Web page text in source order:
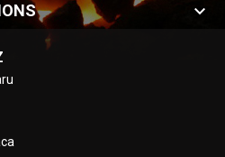
keyboard_arrow_down